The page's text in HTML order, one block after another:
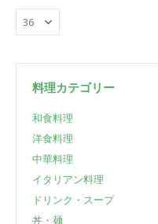
料理カテゴリー
和食料理
洋食料理
中華料理
イタリアン料理
ドリンク・スープ
丼・麺